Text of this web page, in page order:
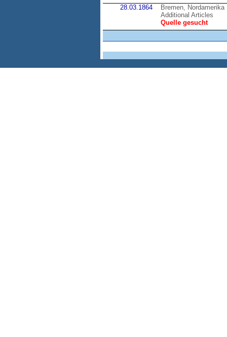
28.03.1864
Bremen, Nordamerika
Additional Articles
Quelle gesucht